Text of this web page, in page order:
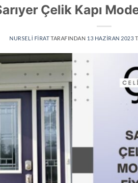
Çelik Kapı
NURSELI FIRATTARAFINDAN 13 HAZIRAN 2023